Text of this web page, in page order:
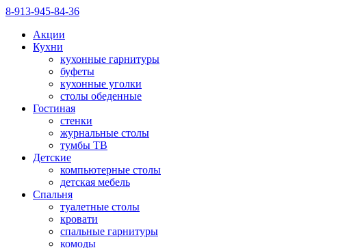
8-913-945-84-36
Акции
Кухни
кухонные гарнитуры
буфеты
кухонные уголки
столы обеденные
Гостиная
стенки
журнальные столы
тумбы ТВ
Детские
компьютерные столы
детская мебель
Спальня
туалетные столы
кровати
спальные гарнитуры
комоды